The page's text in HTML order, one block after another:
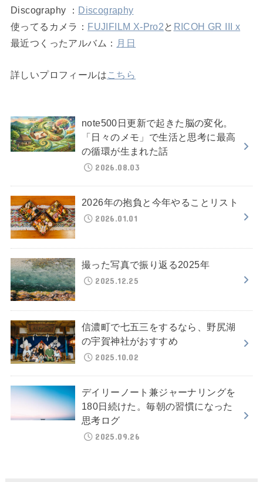
Discography ： Discography
使ってるカメラ： FUJIFILM X-Pro2と RICOH GR III x
最近つくったアルバム： 月日
詳しいプロフィールはこちら
note500日更新で起きた脳の変化。
「日々のメモ」で生活と思考に最高
の循環が生まれた話
2026.08.03
2026年の抱負と今年やることリスト
2026.01.01
撮った写真で振り返る2025年
2025.12.25
信濃町で七五三をするなら、野尻湖
の宇賀神社がおすすめ
2025.10.02
デイリーノート兼ジャーナリングを
180日続けた。毎朝の習慣になった
思考ログ
2025.09.26